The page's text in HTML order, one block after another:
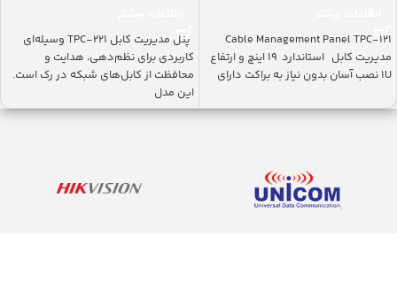
Cable Management Panel TPC-121
مدیریت کابل استاندارد ۱۹ اینچ و ارتفاع
1U نصب آسان بدون نیاز به براکت دارای
پنل مدیریت کابل TPC-221 وسیله‌ای
کاربردی برای نظم‌دهی، هدایت و
محافظت از کابل‌های شبکه در رک است.
این مدل